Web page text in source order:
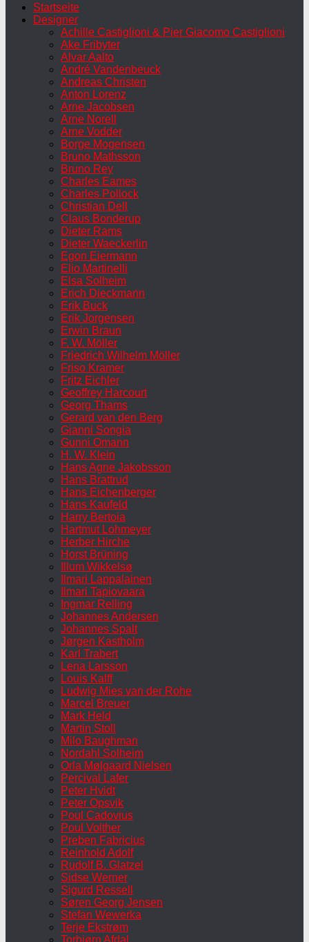
Startseite
Designer
Achille Castiglioni & Pier Giacomo Castiglioni
Ake Fribyter
Alvar Aalto
André Vandenbeuck
Andreas Christen
Anton Lorenz
Arne Jacobsen
Arne Norell
Arne Vodder
Borge Mogensen
Bruno Mathsson
Bruno Rey
Charles Eames
Charles Pollock
Christian Dell
Claus Bonderup
Dieter Rams
Dieter Waeckerlin
Egon Eiermann
Elio Martinelli
Elsa Solheim
Erich Dieckmann
Erik Buck
Erik Jorgensen
Erwin Braun
F. W. Möller
Friedrich Wilhelm Möller
Friso Kramer
Fritz Eichler
Geoffrey Harcourt
Georg Thams
Gerard van den Berg
Gianni Songia
Gunni Omann
H. W. Klein
Hans Agne Jakobsson
Hans Brattrud
Hans Eichenberger
Hans Kaufeld
Harry Bertoia
Hartmut Lohmeyer
Herber Hirche
Horst Brüning
Illum Wikkelsø
Ilmari Lappalainen
Ilmari Tapiovaara
Ingmar Relling
Johannes Andersen
Johannes Spalt
Jørgen Kastholm
Karl Trabert
Lena Larsson
Louis Kalff
Ludwig Mies van der Rohe
Marcel Breuer
Mark Held
Martin Stoll
Milo Baughman
Nordahl Solheim
Orla Mølgaard Nielsen
Percival Lafer
Peter Hvidt
Peter Opsvik
Poul Cadovius
Poul Volther
Preben Fabricius
Reinhold Adolf
Rudolf B. Glatzel
Sidse Werner
Sigurd Ressell
Søren Georg Jensen
Stefan Wewerka
Terje Ekstrøm
Torbjørn Afdal